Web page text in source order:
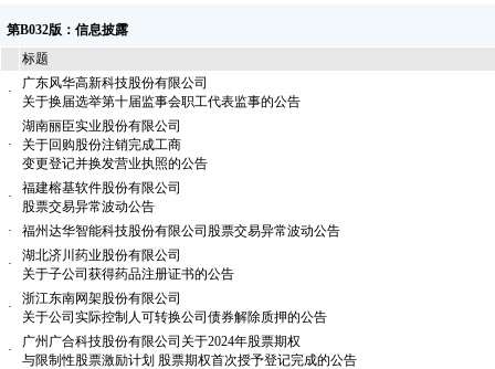
第B032版：信息披露
标题
·
广东风华高新科技股份有限公司
关于换届选举第十届监事会职工代表监事的公告
·
湖南丽臣实业股份有限公司
关于回购股份注销完成工商
变更登记并换发营业执照的公告
·
福建榕基软件股份有限公司
股票交易异常波动公告
·
福州达华智能科技股份有限公司股票交易异常波动公告
·
湖北济川药业股份有限公司
关于子公司获得药品注册证书的公告
·
浙江东南网架股份有限公司
关于公司实际控制人可转换公司债券解除质押的公告
·
广州广合科技股份有限公司关于2024年股票期权
与限制性股票激励计划 股票期权首次授予登记完成的公告